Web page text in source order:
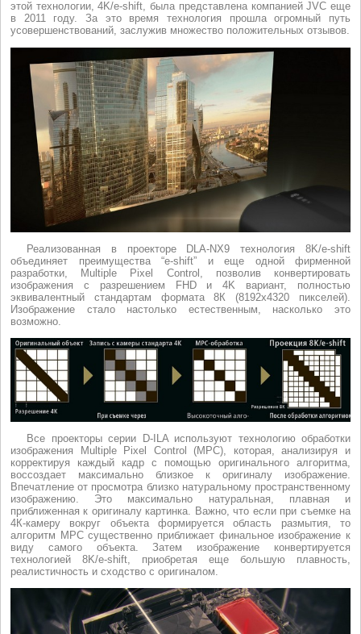
этой технологии, 4K/e-shift, была представлена компанией JVC еще
в 2011 году. За это время технология прошла огромный путь
усовершенствований, заслужив множество положительных отзывов.
Реализованная в проекторе DLA-NX9 технология 8K/e-shift
объединяет преимущества “e-shift” и еще одной фирменной
разработки, Multiple Pixel Control, позволив конвертировать
изображения с разрешением FHD и 4K вариант, полностью
эквивалентный стандартам формата 8К (8192х4320 пикселей).
Изображение стало настолько естественным, насколько это
возможно.
Все проекторы серии D-ILA используют технологию обработки
изображения Multiple Pixel Control (MPC), которая, анализируя и
корректируя каждый кадр с помощью оригинального алгоритма,
воссоздает максимально близкое к оригиналу изображение.
Впечатление от просмотра близко натуральному пространственному
изображению. Это максимально натуральная, плавная и
приближенная к оригиналу картинка. Важно, что если при съемке на
4К-камеру вокруг объекта формируется область размытия, то
алгоритм MPC существенно приближает финальное изображение к
виду самого объекта. Затем изображение конвертируется
технологией 8K/e-shift, приобретая еще большую плавность,
реалистичность и сходство с оригиналом.